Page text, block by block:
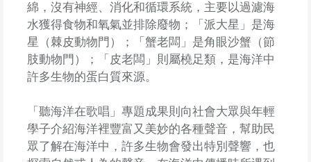
綿，沒有神經、消化和循環系統，主要以過濾海
水獲得食物和氧氣並排除廢物；「派大星」是海
星（棘皮動物門）；「蟹老闆」是角眼沙蟹（節
肢動物門）；「皮老闆」則屬橈足類，是海洋中
許多生物的蛋白質來源。
「聽海洋在歌唱」專題成果則向社會大眾與年輕
學子介紹海洋裡豐富又美妙的各種聲音，幫助民
眾了解在海洋中，許多生物會發出特別聲響，也